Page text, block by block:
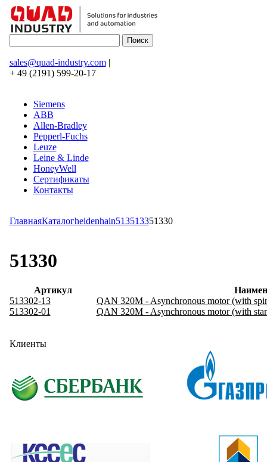
sales@quad-industry.com|
+ 49 (2191) 599-20-17
Siemens
ABB
Allen-Bradley
Pepperl-Fuchs
Leuze
Leine & Linde
HoneyWell
Сертификаты
Контакты
ГлавнаяКаталогheidenhain513513351330
51330
Артикул
513302-13
QAN 320M - Asynchronous motor (with
513302-01
QAN 320M - Asynchronous motor (with
Клиенты